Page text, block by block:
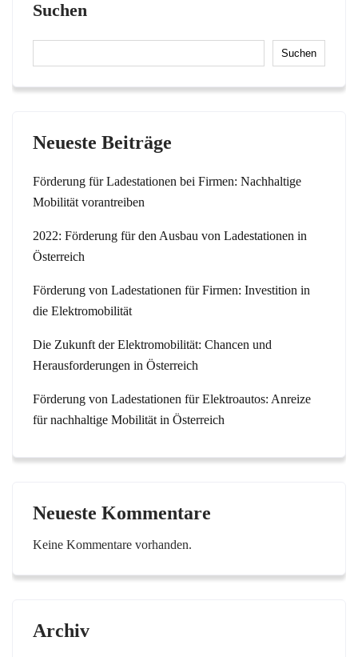
Suchen
Suchen
Neueste Beiträge
Förderung für Ladestationen bei Firmen: Nachhaltige
Mobilität vorantreiben
2022: Förderung für den Ausbau von Ladestationen in
Österreich
Förderung von Ladestationen für Firmen: Investition in
die Elektromobilität
Die Zukunft der Elektromobilität: Chancen und
Herausforderungen in Österreich
Förderung von Ladestationen für Elektroautos: Anreize
für nachhaltige Mobilität in Österreich
Neueste Kommentare
Keine Kommentare vorhanden.
Archiv